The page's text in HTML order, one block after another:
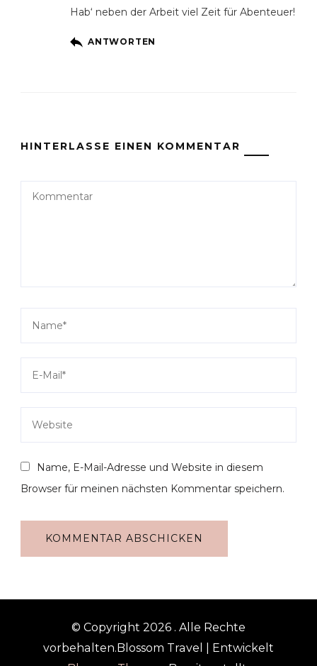
Hab‘ neben der Arbeit viel Zeit für Abenteuer!
ANTWORTEN
HINTERLASSE EINEN KOMMENTAR
Name, E-Mail-Adresse und Website in diesem
Browser für meinen nächsten Kommentar speichern.
© Copyright 2026 . Alle Rechte
vorbehalten. Blossom Travel | Entwickelt